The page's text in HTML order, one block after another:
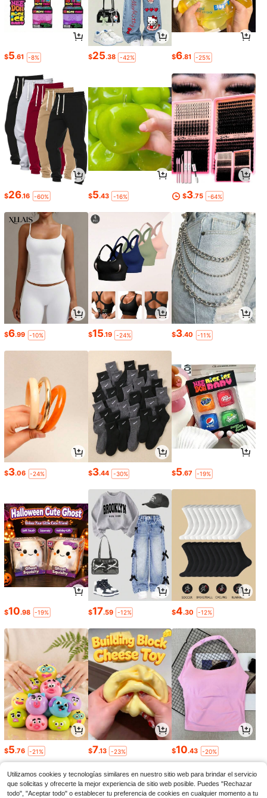
$5.61 -8% $25.38 -42% $6.81 -25%
$26.16 -60% $5.43 -16% $3.75 -64%
$6.99 -10% $15.19 -24% $3.40 -11%
$3.06 -24% $3.44 -30% $5.67 -19%
$10.98 -19% $17.59 -12% $4.30 -12%
$5.76 -21% $7.13 -23% $10.43 -20%
Utilizamos cookies y tecnologías similares en nuestro sitio web para brindar el servicio
que solicitas y ofrecerte la mejor experiencia de sitio web posible. Puedes "Rechazar
todo", "Aceptar todo" o establecer tu preferencia de cookies en cualquier momento a tu